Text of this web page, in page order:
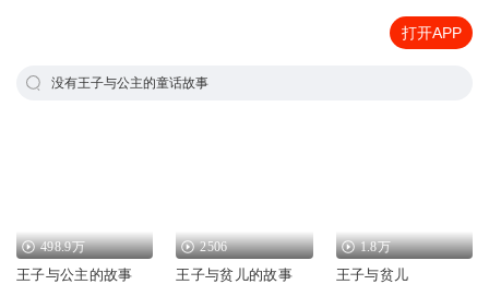
打开APP
没有王子与公主的童话故事
498.9万
王子与公主的故事
2506
王子与贫儿的故事
1.8万
王子与贫儿